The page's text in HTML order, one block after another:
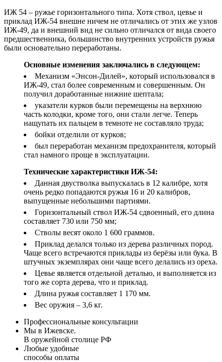
ИЖ 54 – ружье горизонтального типа. Хотя ствол, цевье и
приклад ИЖ-54 внешне ничем не отличались от этих же узлов
ИЖ-49, да и внешний вид не сильно отличался от вида своего
предшественника, большинство внутренних устройств ружья
были основательно переработаны.
Основные изменения заключались в следующем:
Механизм «Энсон-Дилей», который использовался в
ИЖ-49, стал более современным и совершенным. Он
получил доработанные нижние шептала;
указатели курков были перемещены на верхнюю
часть колодки, кроме того, они стали легче. Теперь
нащупать их пальцем в темноте не составляло труда;
бойки отделили от курков;
был переработан механизм предохранителя, который
стал намного проще в эксплуатации.
Технические характеристики ИЖ-54:
Данная двустволка выпускалась в 12 калибре, хотя
очень редко попадаются ружья 16 и 20 калибров,
выпущенные небольшими партиями.
Горизонтальный ствол ИЖ-54 сдвоенный, его длина
составляет 730 или 750 мм;
Стволы весят около 1 600 граммов.
Приклад делался только из дерева различных пород.
Чаще всего встречаются приклады из берёзы или бука. В
штучных экземплярах они чаще всего делались из ореха.
Цевье является отдельной деталью, и выполняется из
того же сорта дерева, что и приклад.
Длина ружья составляет 1 170 мм.
Вес оружия – 3,6 кг.
Профессиональные консультации
Мы в Ижевске.
В оружейной столице РФ
Любые удобные
способы оплаты